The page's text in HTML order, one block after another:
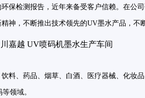
保检测报告，近年来备受客户信赖。在公
神，不断推出技术领先的UV墨水产品，不
料、药品、烟草、白酒、医疗器械、化妆
领域。